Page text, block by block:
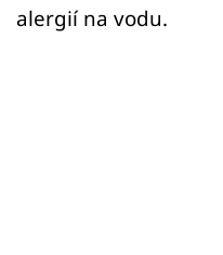
alergií na vodu.